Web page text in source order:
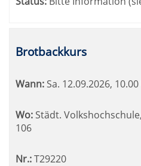
Brotbackkurs
Wann: Sa. 12.09.2026,
Wo: Städt.
106
Nr.:T29220